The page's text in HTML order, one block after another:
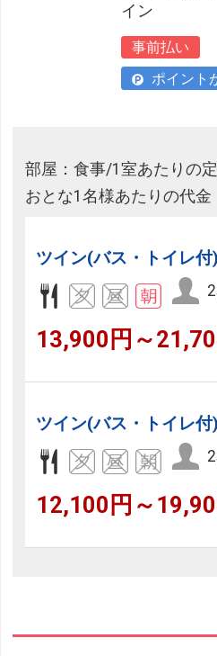
イン
事前払い
ポイント
部屋：食事/1室あたりの
おとな1名様あたりの代金
ツイン(バス・トイレ付)
13,900円～
ツイン(バス・トイレ付)
12,100円～